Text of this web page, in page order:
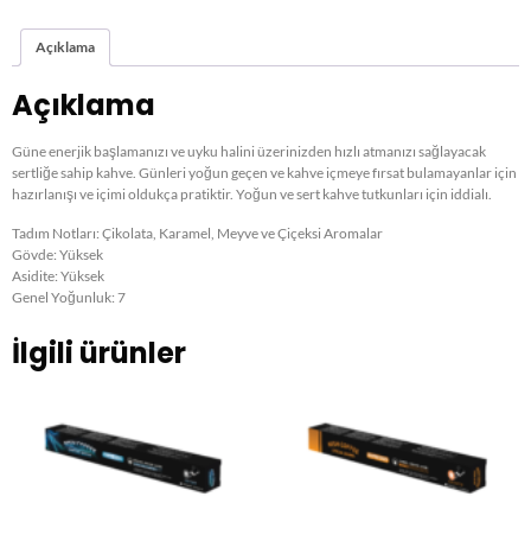
Açıklama
Açıklama
Güne enerjik başlamanızı ve uyku halini üzerinizden hızlı atmanızı sağlayacak
sertliğe sahip kahve. Günleri yoğun geçen ve kahve içmeye fırsat bulamayanlar için
hazırlanışı ve içimi oldukça pratiktir. Yoğun ve sert kahve tutkunları için iddialı.
Tadım Notları: Çikolata, Karamel, Meyve ve Çiçeksi Aromalar
Gövde: Yüksek
Asidite: Yüksek
Genel Yoğunluk: 7
İlgili ürünler